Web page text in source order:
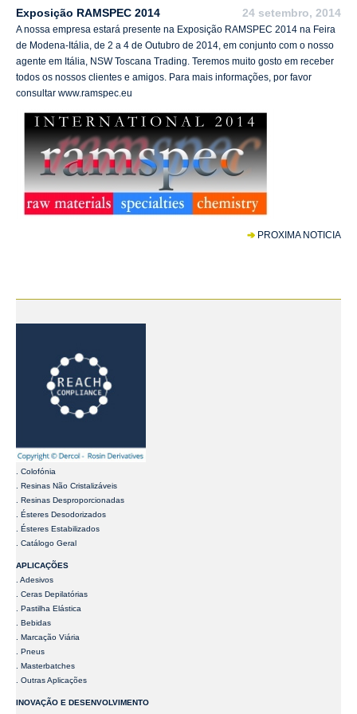
Exposição RAMSPEC 2014 24 setembro, 2014
A nossa empresa estará presente na Exposição RAMSPEC 2014 na Feira
de Modena-Itália, de 2 a 4 de Outubro de 2014, em conjunto com o nosso
agente em Itália, NSW Toscana Trading. Teremos muito gosto em receber
todos os nossos clientes e amigos. Para mais informações, por favor
consultar www.ramspec.eu
PROXIMA NOTICIA
. Valores
. Matéria-Prima
PRODUTOS
. Colofónia
. Resinas Não Cristalizáveis
. Resinas Desproporcionadas
. Ésteres Desodorizados
. Ésteres Estabilizados
. Catálogo Geral
APLICAÇÕES
. Adesivos
. Ceras Depilatórias
. Pastilha Elástica
. Bebidas
. Marcação Viária
. Pneus
. Masterbatches
. Outras Aplicações
INOVAÇÃO E DESENVOLVIMENTO